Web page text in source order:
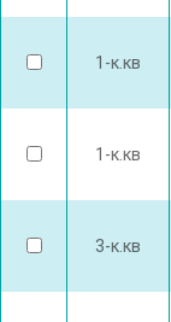
1-к.кв
1-к.кв
3-к.кв